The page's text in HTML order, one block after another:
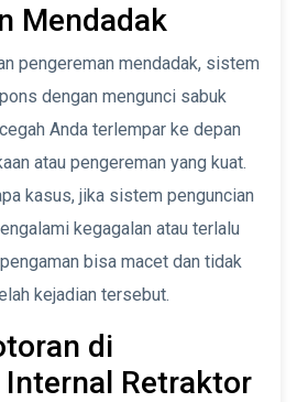
Mendadak
pengereman mendadak, sistem
dengan mengunci sabuk
Anda terlempar ke depan
atau pengereman yang kuat.
kasus, jika sistem penguncian
kegagalan atau terlalu
bisa macet dan tidak
kejadian tersebut.
di
Retraktor